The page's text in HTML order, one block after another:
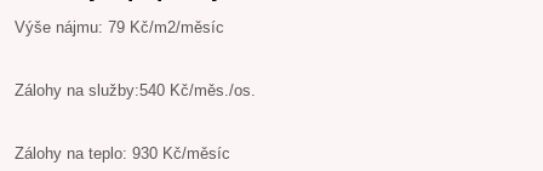
Výše nájmu: 79 Kč/m2/měsíc
Zálohy na služby:540 Kč/měs./os.
Zálohy na teplo: 930 Kč/měsíc